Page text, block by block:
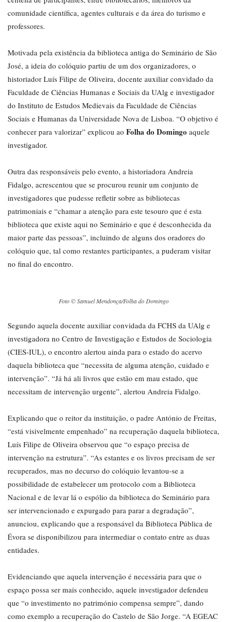
comunidade científica, agentes culturais e da área do turismo e
professores.
Motivada pela existência da biblioteca antiga do Seminário de São
José, a ideia do colóquio partiu de um dos organizadores, o
historiador Luís Filipe de Oliveira, docente auxiliar convidado da
Faculdade de Ciências Humanas e Sociais da UAlg e investigador
do Instituto de Estudos Medievais da Faculdade de Ciências
Sociais e Humanas da Universidade Nova de Lisboa. “O objetivo é
conhecer para valorizar” explicou ao Folha do Domingo aquele
investigador.
Outra das responsáveis pelo evento, a historiadora Andreia
Fidalgo, acrescentou que se procurou reunir um conjunto de
investigadores que pudesse refletir sobre as bibliotecas
patrimoniais e “chamar a atenção para este tesouro que é esta
biblioteca que existe aqui no Seminário e que é desconhecida da
maior parte das pessoas”, incluindo de alguns dos oradores do
colóquio que, tal como restantes participantes, a puderam visitar
no final do encontro.
Foto © Samuel Mendonça/Folha do Domingo
Segundo aquela docente auxiliar convidada da FCHS da UAlg e
investigadora no Centro de Investigação e Estudos de Sociologia
(CIES-IUL), o encontro alertou ainda para o estado do acervo
daquela biblioteca que “necessita de alguma atenção, cuidado e
intervenção”. “Já há ali livros que estão em mau estado, que
necessitam de intervenção urgente”, alertou Andreia Fidalgo.
Explicando que o reitor da instituição, o padre António de Freitas,
“está visivelmente empenhado” na recuperação daquela biblioteca,
Luís Filipe de Oliveira observou que “o espaço precisa de
intervenção na estrutura”. “As estantes e os livros precisam de ser
recuperados, mas no decurso do colóquio levantou-se a
possibilidade de estabelecer um protocolo com a Biblioteca
Nacional e de levar lá o espólio da biblioteca do Seminário para
ser intervencionado e expurgado para parar a degradação”,
anunciou, explicando que a responsável da Biblioteca Pública de
Évora se disponibilizou para intermediar o contato entre as duas
entidades.
Evidenciando que aquela intervenção é necessária para que o
espaço possa ser mais conhecido, aquele investigador defendeu
que “o investimento no património compensa sempre”, dando
como exemplo a recuperação do Castelo de São Jorge. “A EGEAC